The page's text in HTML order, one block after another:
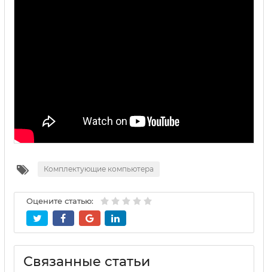
Комплектующие компьютера
Оцените статью:
Связанные статьи